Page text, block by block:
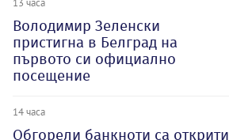
Володимир Зеленски
пристигна в Белград на
първото си официално
посещение
14 часа
Обгорели банкноти са открити